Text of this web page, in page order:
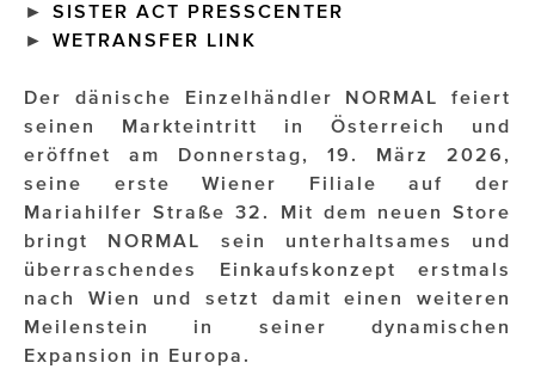
► SISTER ACT PRESSCENTER
► WETRANSFER LINK
Der dänische Einzelhändler NORMAL feiert
seinen Markteintritt in Österreich und
eröffnet am Donnerstag, 19. März 2026,
seine erste Wiener Filiale auf der
Mariahilfer Straße 32. Mit dem neuen Store
bringt NORMAL sein unterhaltsames und
überraschendes Einkaufskonzept erstmals
nach Wien und setzt damit einen weiteren
Meilenstein in seiner dynamischen
Expansion in Europa.